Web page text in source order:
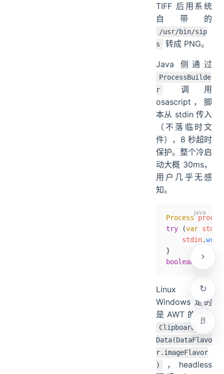
TIFF 后用系统
自带的
/usr/bin/sip
s
转成 PNG。
Java 侧通过
ProcessBuilde
r
调用
osascript，脚
本从 stdin 传入
（不落临时文
件），8 秒超时
保护。整个冷启
动大概 30ms，
用户几乎无感
知。
Process
try (var
    stdin
.
}
boolean
Linux 和
Windows 走的
是 AWT 的标准
Clipboard.get
Data(DataFlavo
r.imageFlavor
)
，headless